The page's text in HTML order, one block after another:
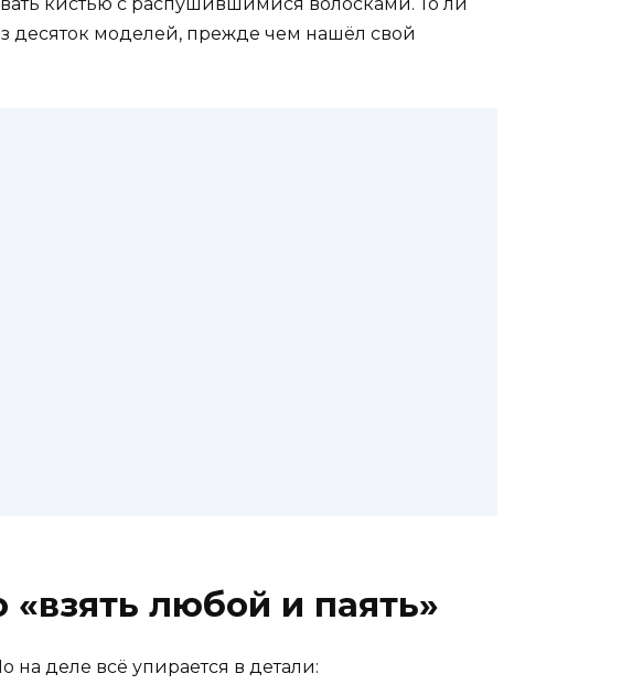
десяток моделей, прежде чем нашёл свой
любой и паять»
деле всё упирается в детали: